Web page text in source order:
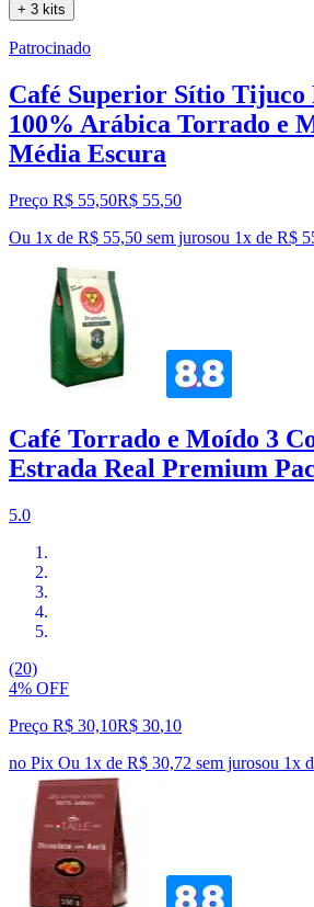
+ 3 kits
Patrocinado
Café Superior Sítio Tijuco
100% Arábica Torrado e
Média Escura
Preço R$ 55,50R$ 55,50
Ou 1x de R$ 55,50 sem jurosou 1x de R$
Café Torrado e Moído 3
Estrada Real Premium
5.0
(20)
4% OFF
Preço R$ 30,10R$ 30,10
no Pix Ou 1x de R$ 30,72 sem jurosou 1x